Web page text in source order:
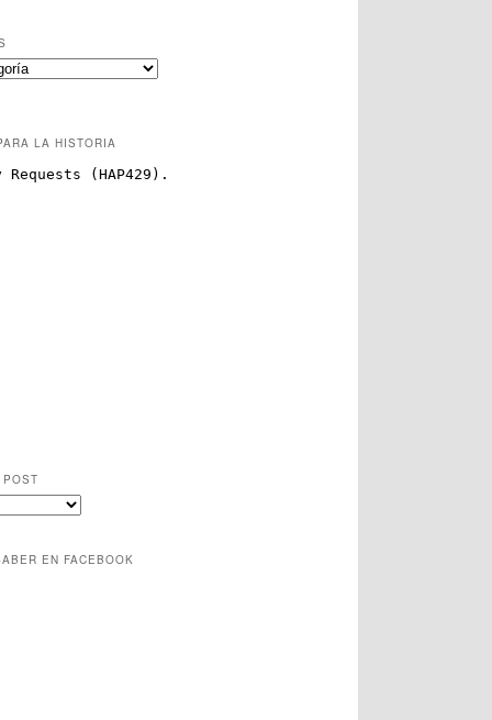
LA HISTORIA
EN FACEBOOK